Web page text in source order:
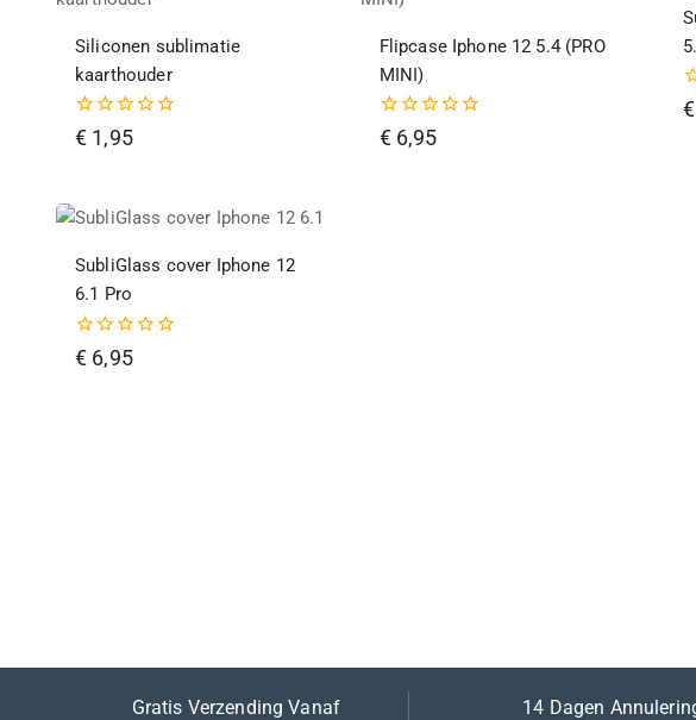
Siliconen sublimatie
kaarthouder
0
van
€ 1,95
Flipcase Iphone 12 5.4 (PRO
MINI)
0
van
€6,95
0
€
SubliGlass cover Iphone 12
6.1 Pro
0
van
€ 6,95
Gratis Verzending Vanaf
14 Dagen